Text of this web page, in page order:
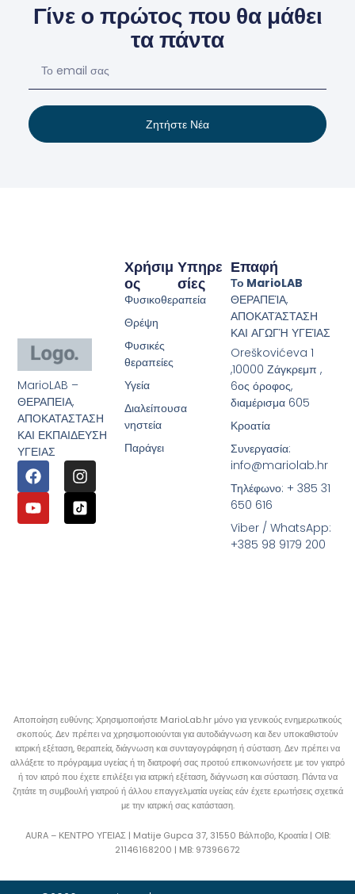
Γίνε ο πρώτος που θα μάθει
τα πάντα
Ζητήστε Νέα
MarioLAB –
ΘΕΡΑΠΕΙΑ,
ΑΠΟΚΑΤΑΣΤΑΣΗ
ΚΑΙ ΕΚΠΑΙΔΕΥΣΗ
ΥΓΕΙΑΣ
Υπηρε
Σίες
Χρήσιμ
Ος
Φυσικοθεραπεία
Θρέψη
Φυσικές
θεραπείες
Υγεία
Διαλείπουσα
νηστεία
Παράγει
Επαφή
Το MarioLAB
ΘΕΡΑΠΕΊΑ,
ΑΠΟΚΑΤΆΣΤΑΣΗ
ΚΑΙ ΑΓΩΓΉ ΥΓΕΊΑΣ
Oreškovićeva 1
,10000 Ζάγκρεμπ ,
6ος όροφος,
διαμέρισμα 605
Κροατία
Συνεργασία:
info@mariolab.hr
Τηλέφωνο: + 385 31
650 616
Viber / WhatsApp:
+385 98 9179 200
Αποποίηση ευθύνης: Χρησιμοποιήστε MarioLab.hr μόνο για γενικούς ενημερωτικούς
σκοπούς. Δεν πρέπει να χρησιμοποιούνται για αυτοδιάγνωση και δεν υποκαθιστούν
ιατρική εξέταση, θεραπεία, διάγνωση και συνταγογράφηση ή σύσταση. Δεν πρέπει να
αλλάξετε το πρόγραμμα υγείας ή τη διατροφή σας προτού επικοινωνήσετε με τον γιατρό
ή τον ιατρό που έχετε επιλέξει για ιατρική εξέταση, διάγνωση και σύσταση. Πάντα να
ζητάτε τη συμβουλή γιατρού ή άλλου επαγγελματία υγείας εάν έχετε ερωτήσεις σχετικά
με την ιατρική σας κατάσταση.
AURA – ΚΕΝΤΡΟ ΥΓΕΙΑΣ | Matije Gupca 37, 31550 Βάλποβο, Κροατία | OIB:
21146168200 | MB: 97396672